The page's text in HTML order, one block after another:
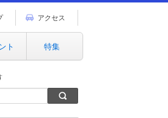
アクセス
ト 特集